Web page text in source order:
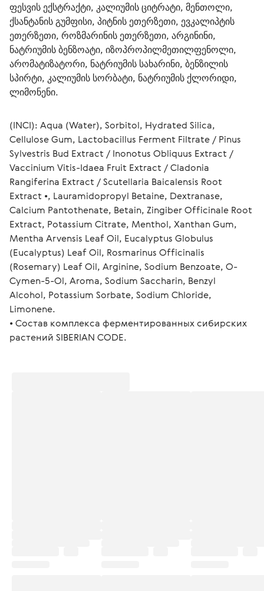
ფესვის ექსტრაქტი, კალიუმის ციტრატი, მენთოლი,
ქსანტანის გუმფისი, პიტნის ეთერზეთი, ევკალიპტის
ეთერზეთი, როზმარინის ეთერზეთი, არგინინი,
ნატრიუმის ბენზოატი, იზოპროპილმეთილფენოლი,
არომატიზატორი, ნატრიუმის სახარინი, ბენზილის
სპირტი, კალიუმის სორბატი, ნატრიუმის ქლორიდი,
ლიმონენი.
(INCI): Aqua (Water), Sorbitol, Hydrated Silica,
Cellulose Gum, Lactobacillus Ferment Filtrate / Pinus
Sylvestris Bud Extract / Inonotus Obliquus Extract /
Vaccinium Vitis-Idaea Fruit Extract / Cladonia
Rangiferina Extract / Scutellaria Baicalensis Root
Extract •, Lauramidopropyl Betaine, Dextranase,
Calcium Pantothenate, Betain, Zingiber Officinale Root
Extract, Potassium Citrate, Menthol, Xanthan Gum,
Mentha Arvensis Leaf Oil, Eucalyptus Globulus
(Eucalyptus) Leaf Oil, Rosmarinus Officinalis
(Rosemary) Leaf Oil, Аrginine, Sodium Benzoate, O-
Cymen-5-Ol, Aroma, Sodium Saccharin, Benzyl
Alcohol, Potassium Sorbate, Sodium Chloride,
Limonene.
• Состав комплекса ферментированных сибирских
растений SIBERIAN CODE.